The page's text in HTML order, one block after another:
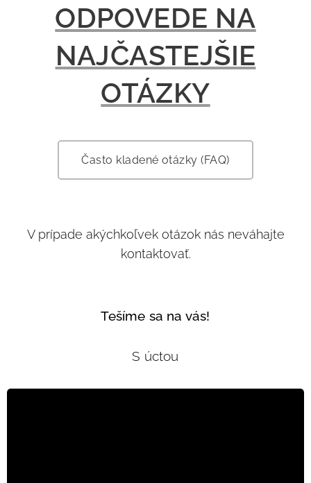
ODPOVEDE NA
NAJČASTEJŠIE
OTÁZKY
Často kladené otázky (FAQ)
V prípade akýchkoľvek otázok nás neváhajte
kontaktovať.
Tešíme sa na vás!
S úctou